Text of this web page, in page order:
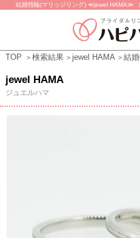
結婚指輪(マリッジリング) ≪jewel HAMA≫
TOP 検索結果 jewel HAMA 結
jewel HAMA
ジュエルハマ